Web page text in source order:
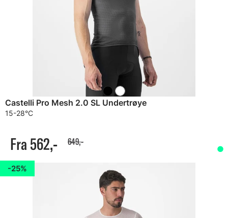
Castelli Pro Mesh 2.0 SL Undertrøye
15-28°C
Fra 562,- 649,-
25%